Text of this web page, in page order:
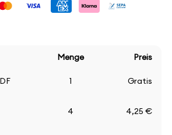
Menge Preis
1 Gratis
4 4,25 €